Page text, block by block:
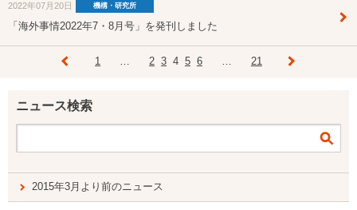
2022年07月20日 機構・研究所
「海外事情2022年7・8月号」を発刊しました
1 … 2 3 4 5 6 … 21
ニュース検索
2015年3月より前のニュース